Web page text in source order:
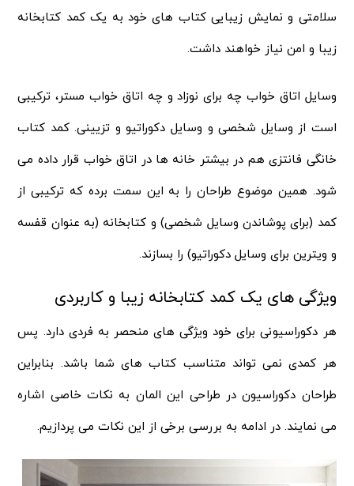
سلامتی و نمایش زیبایی کتاب های خود به یک کمد کتابخانه
زیبا و امن نیاز خواهند داشت.
وسایل اتاق خواب چه برای نوزاد و چه اتاق خواب مستر، ترکیبی
است از وسایل شخصی و وسایل دکوراتیو و تزیینی. کمد کتاب
خانگی فانتزی هم در بیشتر خانه ها در اتاق خواب قرار داده می
شود. همین موضوع طراحان را به این سمت برده که ترکیبی از
کمد (برای پوشاندن وسایل شخصی) و کتابخانه (به عنوان قفسه
و ویترین برای وسایل دکوراتیو) را بسازند.
ویژگی های یک کمد کتابخانه زیبا و کاربردی
هر دکوراسیونی برای خود ویژگی های منحصر به فردی دارد. پس
هر کمدی نمی تواند متناسب کتاب های شما باشد. بنابراین
طراحان دکوراسیون در طراحی این المان به نکات خاصی اشاره
می نمایند. در ادامه به بررسی برخی از این نکات می پردازیم.